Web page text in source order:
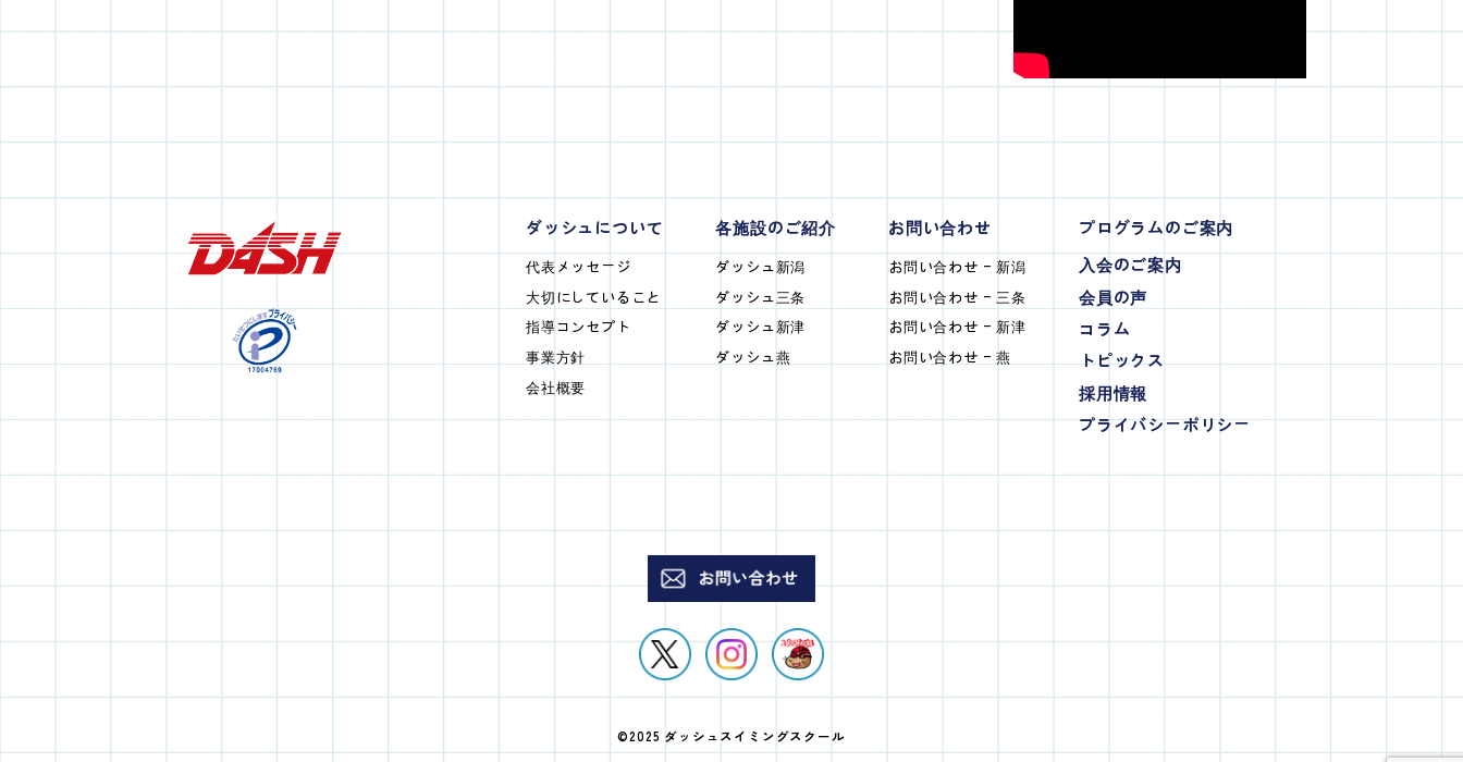
ダッシュについて
代表メッセージ
大切にしていること
指導コンセプト
事業方針
会社概要
各施設のご紹介
ダッシュ新潟
ダッシュ三条
ダッシュ新津
ダッシュ燕
お問い合わせ
お問い合わせ - 新潟
お問い合わせ - 三条
お問い合わせ - 新津
お問い合わせ - 燕
プログラムのご案内
入会のご案内
会員の声
コラム
トピックス
採用情報
プライバシーポリシー
©2025 ダッシュスイミングスクール